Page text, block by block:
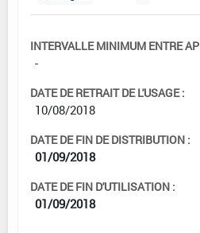
INTERVALLE MINIMUM ENTRE
-
DATE DE RETRAIT DE L'USAGE :
10/08/2018
DATE DE FIN DE DISTRIBUTION :
01/09/2018
DATE DE FIN D'UTILISATION :
01/09/2018